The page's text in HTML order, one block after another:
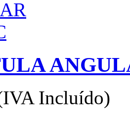
Incluído)